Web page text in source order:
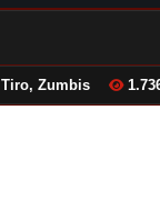
Tiro, Zumbis